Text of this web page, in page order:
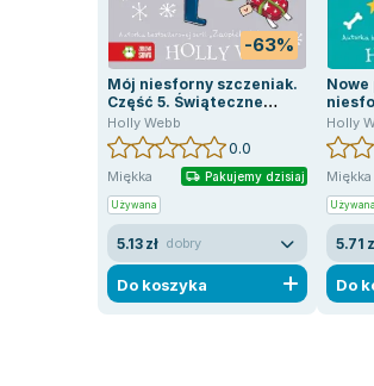
-63%
Mój niesforny szczeniak.
Część 5. Świąteczne
psoty urwisa
Holly Webb
0.0
Miękka Pakujemy dzisiaj
Używana
5.13 zł dobry
Do koszyka
Nowe
2
Holly
Miękka
Używana
5.71
Do